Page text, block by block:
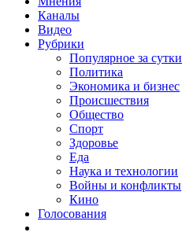
Каналы
Видео
Рубрики
Популярное за сутки
Политика
Экономика и бизнес
Происшествия
Общество
Спорт
Здоровье
Еда
Наука и технологии
Войны и конфликты
Кино
Голосования